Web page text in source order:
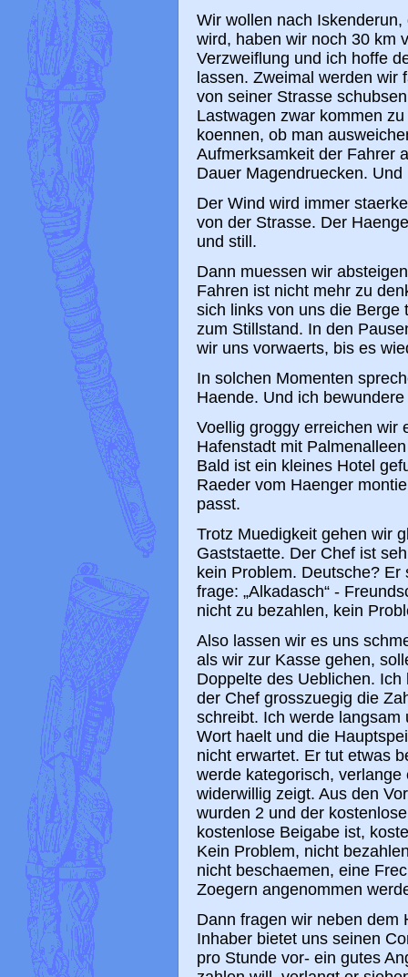
Wir wollen nach
wird, haben wir noch 30 km
Verzweiflung und ich hoffe
lassen. Zweimal werden wir
von seiner Strasse
Lastwagen zwar kommen
koennen, ob man
Aufmerksamkeit der Fahrer
Dauer Magendruecken.
Der Wind wird immer
von der Strasse. Der
und still.
Dann muessen wir
Fahren ist nicht mehr zu
sich links von uns die Berge
zum Stillstand. In den
wir uns vorwaerts, bis es
In solchen Momenten
Haende. Und ich
Voellig groggy erreichen wir
Hafenstadt mit
Bald ist ein kleines Hotel
Raeder vom Haenger
passt.
Trotz Muedigkeit gehen wir
Gaststaette. Der Chef ist
kein Problem. Deutsche?
frage: „Alkadasch“ -
nicht zu bezahlen, kein
Also lassen wir es uns
als wir zur Kasse gehen,
Doppelte des Ueblichen.
der Chef grosszuegig die
schreibt. Ich werde
Wort haelt und die
nicht erwartet. Er tut etwas
werde kategorisch,
widerwillig zeigt. Aus den
wurden 2 und der
kostenlose Beigabe ist,
Kein Problem, nicht
nicht beschaemen, eine
Zoegern angenommen
Dann fragen wir neben dem
Inhaber bietet uns seinen
pro Stunde vor- ein gutes